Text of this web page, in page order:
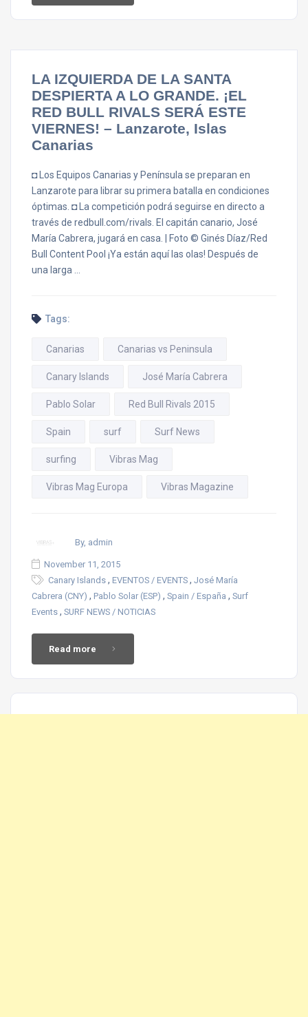
LA IZQUIERDA DE LA SANTA
DESPIERTA A LO GRANDE. ¡EL
RED BULL RIVALS SERÁ ESTE
VIERNES! – Lanzarote, Islas
Canarias
◘ Los Equipos Canarias y Península se preparan en
Lanzarote para librar su primera batalla en condiciones
óptimas. ◘ La competición podrá seguirse en directo a
través de redbull.com/rivals. El capitán canario, José
María Cabrera, jugará en casa. | Foto © Ginés Díaz/Red
Bull Content Pool ¡Ya están aquí las olas! Después de
una larga …
Tags:
Canarias Canarias vs Peninsula
Canary Islands José María Cabrera
Pablo Solar Red Bull Rivals 2015
Spain surf Surf News
surfing Vibras Mag
Vibras Mag Europa Vibras Magazine
By, admin
November 11, 2015
Canary Islands , EVENTOS / EVENTS , José María
Cabrera (CNY) , Pablo Solar (ESP) , Spain / España , Surf
Events , SURF NEWS / NOTICIAS
Read more